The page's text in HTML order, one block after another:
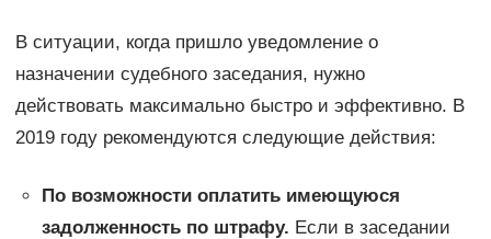
В ситуации, когда пришло уведомление о
назначении судебного заседания, нужно
действовать максимально быстро и эффективно. В
2019 году рекомендуются следующие действия:
По возможности оплатить имеющуюся
задолженность по штрафу. Если в заседании